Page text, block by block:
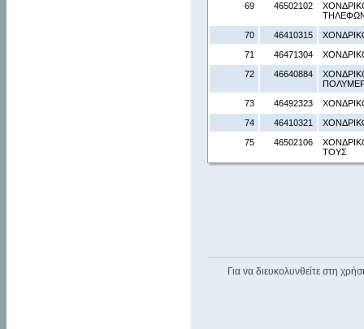
69
46502102
70
46410315
71
46471304
72
46640884
73
46492323
74
46410321
75
46502106
ΤΟΥΣ
Για να διευκολυνθείτε στη